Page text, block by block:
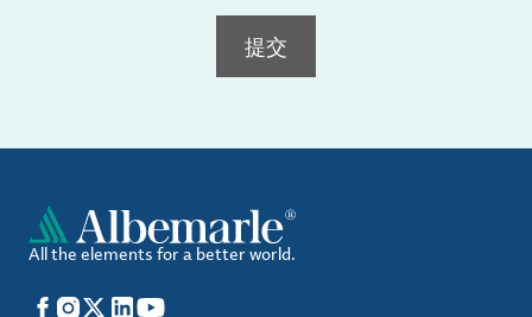
提交
All the elements for a better world.
Facebook
Instagram
X LinkedIn
YouTube